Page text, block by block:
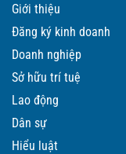
Giới thiệu
Đăng ký kinh doanh
Doanh nghiệp
Sở hữu trí tuệ
Lao động
Dân sự
Hiểu luật